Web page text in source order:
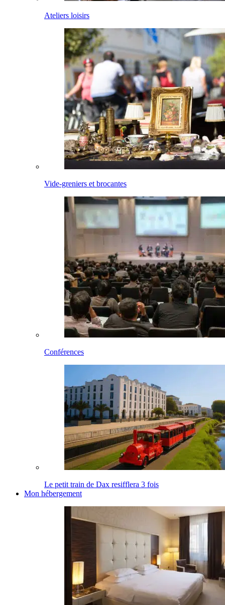
Ateliers loisirs
Vide-greniers et brocantes
Conférences
Le petit train de Dax resifflera 3 fois
Mon hébergement